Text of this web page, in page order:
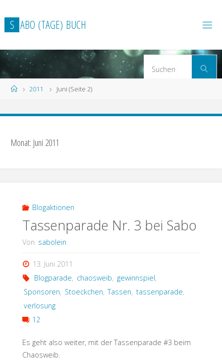
Inhalt
springen
S ABO (TAGE) BUCH
Suchen
Start2011 Juni (Seite 2)
Monat: Juni 2011
Blogaktionen
Tassenparade Nr. 3 bei Sabo
Von sabolein
13. Juni 2011
Blogparade, chaosweib, gewinnspiel,
Sponsoren, Stoeckchen, Tassen, tassenparade,
verlosung
12
Es geht also weiter, mit der Tassenparade #3 beim
Chaosweib.